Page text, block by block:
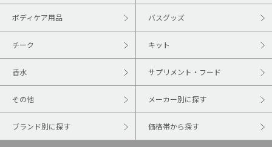
ボディケア用品 バスグッズ
チーク キット
香水 サプリメント・フード
その他 メーカー別に探す
ブランド別に探す 価格帯から探す